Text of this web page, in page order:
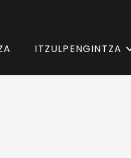
ITZULPENGINTZA